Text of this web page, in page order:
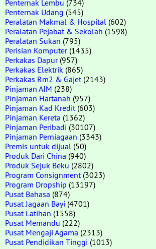
Penternak Lembu (734)
Penternak Udang (545)
Peralatan Makmal & Hospital (602)
Peralatan Pejabat & Sekolah (1598)
Peralatan Sukan (795)
Perisian Komputer(1435)
Perkakas Dapur(957)
Perkakas Elektrik (865)
Perkakas Rm2 & Gajet (2143)
Pinjaman AIM (238)
Pinjaman Hartanah (957)
Pinjaman Kad Kredit (603)
Pinjaman Kereta (1362)
Pinjaman Peribadi (30107)
Pinjaman Perniagaan (3343)
Premis untuk dijual (50)
Produk Dari China (940)
Produk Sejuk Beku (2802)
Program Consignment (3023)
Program Dropship (13197)
Pusat Bahasa (874)
Pusat Jagaan Bayi (4701)
Pusat Latihan (1558)
Pusat Memandu (222)
Pusat Mengaji Agama (2313)
Pusat Pendidikan Tinggi (1013)